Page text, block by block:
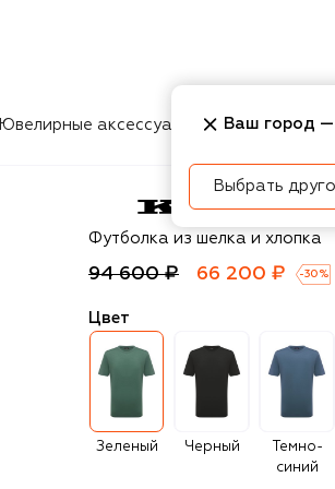
Ювелирные аксессуары Косметика
Kiton
Футболка из шелка и хлопка
94 600 ₽ 66 200 ₽ -30 %
Цвет
Зеленый Черный
Темно-
синий
Ваш город —
Выбрать